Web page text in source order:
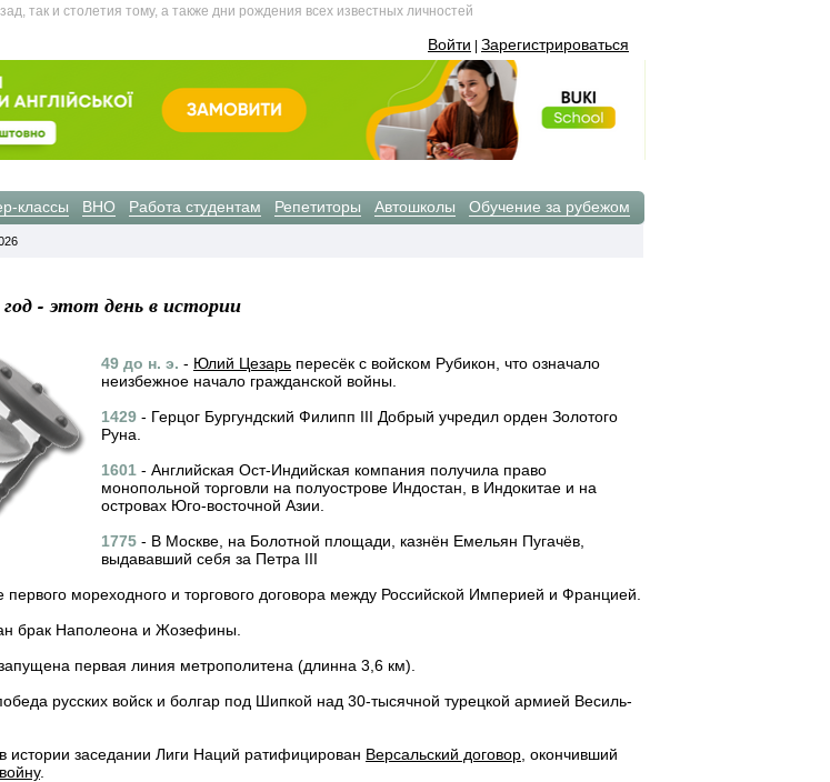
так и столетия тому, а также дни рождения всех известных личностей
Войти Зарегистрироваться
классы ВНО Работа студентам Репетиторы Автошколы Обучение за рубежом
год - этот день в истории
49 до н. э. - Юлий Цезарь пересёк с войском Рубикон, что означало
неизбежное начало гражданской войны.
1429 - Герцог Бургундский Филипп III Добрый учредил орден Золотого
Руна.
1601 - Английская Ост-Индийская компания получила право
монопольной торговли на полуострове Индостан, в Индокитае и на
островах Юго-восточной Азии.
1775 - В Москве, на Болотной площади, казнён Емельян Пугачёв,
выдававший себя за Петра III
первого мореходного и торгового договора между Российской Империей и Францией.
брак Наполеона и Жозефины.
первая линия метрополитена (длинна 3,6 км).
русских войск и болгар под Шипкой над 30-тысячной турецкой армией Весиль-
истории заседании Лиги Наций ратифицирован Версальский договор , окончивший
.